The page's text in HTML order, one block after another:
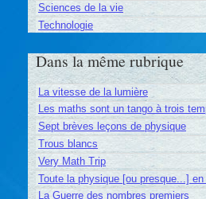
Sciences de la vie
Technologie
Dans la même rubrique
La vitesse de la lumière
Les maths sont un tango à trois
Sept brèves leçons de physique
Trous blancs
Very Math Trip
Toute la physique [ou presque...]
La Guerre des nombres premiers